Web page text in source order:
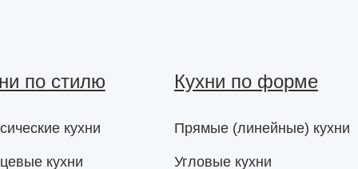
по стилю
кухни
кухни
Кухни по форме
Прямые (линейные) кухни
Угловые кухни